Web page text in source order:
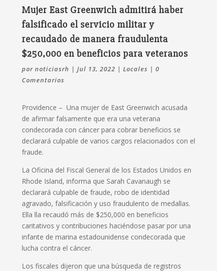
Mujer East Greenwich admitirá haber
falsificado el servicio militar y
recaudado de manera fraudulenta
$250,000 en beneficios para veteranos
por noticiasrh | Jul 13, 2022 | Locales | 0
Comentarios
Providence – Una mujer de East Greenwich acusada
de afirmar falsamente que era una veterana
condecorada con cáncer para cobrar beneficios se
declarará culpable de varios cargos relacionados con el
fraude.
La Oficina del Fiscal General de los Estados Unidos en
Rhode Island, informa que Sarah Cavanaugh se
declarará culpable de fraude, robo de identidad
agravado, falsificación y uso fraudulento de medallas.
Ella lla recaudó más de $250,000 en beneficios
caritativos y contribuciones haciéndose pasar por una
infante de marina estadounidense condecorada que
lucha contra el cáncer.
Los fiscales dijeron que una búsqueda de registros